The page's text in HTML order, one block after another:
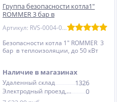
Группа безопасности котла1"
ROMMER 3 бар в
теплоизоляции,до 50 кВт
Артикул: RVS-0004-055025
Безопасности котла 1" ROMMER 3
бар в теплоизоляции, до 50 кВт
Наличие в магазинах
Удаленный склад 1326
Электродный проезд, 6с1
0